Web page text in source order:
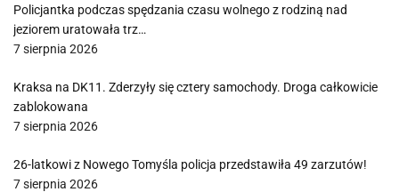
Policjantka podczas spędzania czasu wolnego z rodziną nad
jeziorem uratowała trz…
7 sierpnia 2026
Kraksa na DK11. Zderzyły się cztery samochody. Droga całkowicie
zablokowana
7 sierpnia 2026
26-latkowi z Nowego Tomyśla policja przedstawiła 49 zarzutów!
7 sierpnia 2026